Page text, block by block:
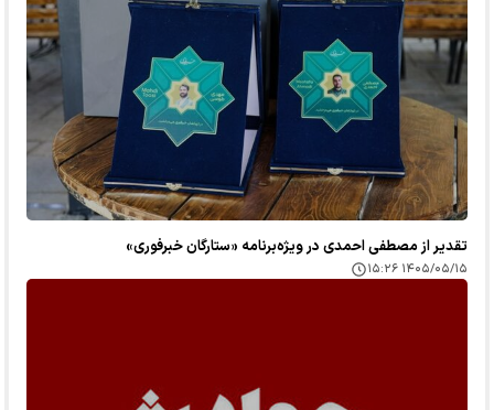
تقدیر از مصطفی احمدی در ویژه‌برنامه «ستارگان خبرفوری»
۱۴۰۵/۰۵/۱۵ ۱۵:۲۶